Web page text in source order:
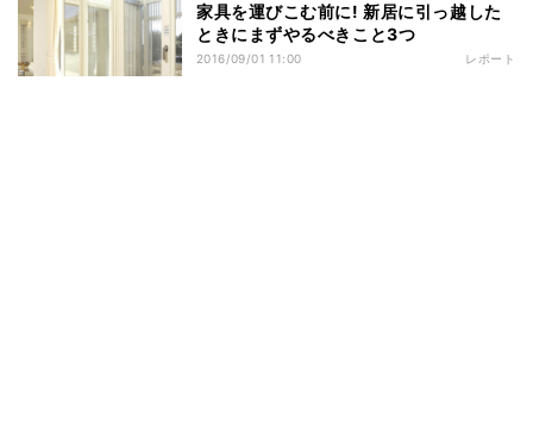
家具を運びこむ前に! 新居に引っ越した
ときにまずやるべきこと3つ
2016/09/01 11:00 レポート